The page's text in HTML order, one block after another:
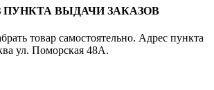
ВЫДАЧИ ЗАКАЗОВ
товар самостоятельно. Адрес пункта
ул. Поморская 48А.